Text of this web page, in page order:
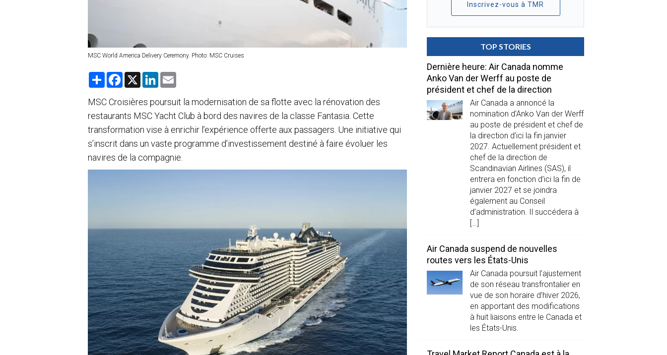
MSC World America Delivery Ceremony. Photo: MSC Cruises
S
r
e
F
e
b
o
k
X
L
k
e
d
n
i
l
MSC Croisières poursuit la modernisation de sa flotte avec la rénovation des
restaurants MSC Yacht Club à bord des navires de la classe Fantasia. Cette
transformation vise à enrichir l’expérience offerte aux passagers. Une initiative qui
s’inscrit dans un vaste programme d’investissement destiné à faire évoluer les
navires de la compagnie.
Inscrivez-vous à TMR
TOP STORIES
Dernière heure: Air Canada nomme
Anko Van der Werff au poste de
président et chef de la direction
Air Canada a annoncé la
nomination d’Anko Van der Werff
au poste de président et chef de
la direction d’ici la fin janvier
2027. Actuellement président et
chef de la direction de
Scandinavian Airlines (SAS), il
entrera en fonction d’ici la fin de
janvier 2027 et se joindra
également au Conseil
d’administration. Il succédera à
[…]
Air Canada suspend de nouvelles
routes vers les États-Unis
Air Canada poursuit l’ajustement
de son réseau transfrontalier en
vue de son horaire d’hiver 2026,
en apportant des modifications
à huit liaisons entre le Canada et
les États-Unis.